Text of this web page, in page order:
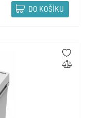
DO KOŠÍKU